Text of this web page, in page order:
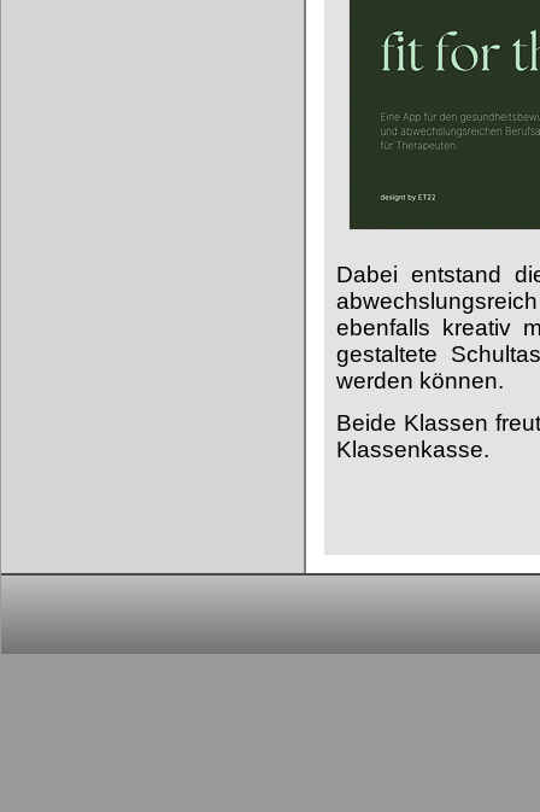
Dabei entstand
ebenfalls kreativ
gestaltete
werden können.
Beide Klassen
Klassenkasse.